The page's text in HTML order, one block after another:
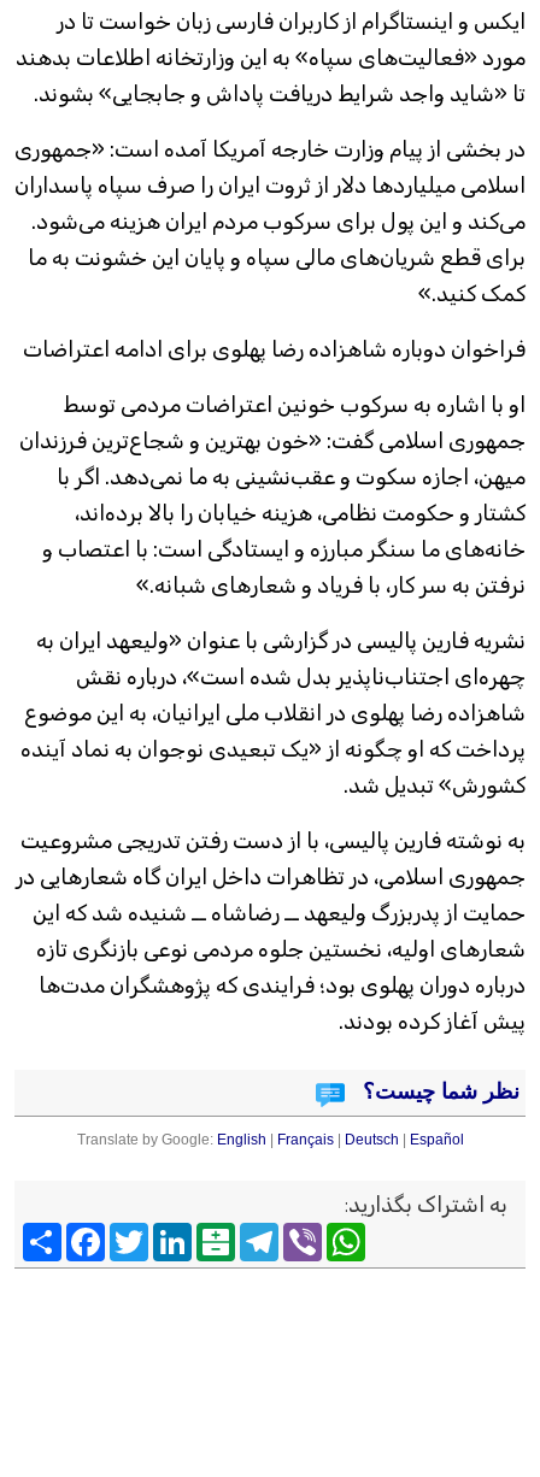
ایکس و اینستاگرام از کاربران فارسی زبان خواست تا در
مورد «فعالیت‌های سپاه» به این وزارتخانه اطلاعات بدهند
تا «شاید واجد شرایط دریافت پاداش و جابجایی» بشوند.
در بخشی از پیام وزارت خارجه آمریکا آمده است: «جمهوری
اسلامی میلیاردها دلار از ثروت ایران را صرف سپاه پاسداران
می‌کند و این پول برای سرکوب مردم ایران هزینه می‌شود.
برای قطع شریان‌های مالی سپاه و پایان این خشونت به ما
کمک کنید.»
‏فراخوان دوباره شاهزاده رضا پهلوی برای ادامه اعتراضات
او با اشاره به سرکوب خونین اعتراضات مردمی توسط
جمهوری اسلامی گفت: «خون بهترین و شجاع‌ترین فرزندان
میهن، اجازه سکوت و عقب‌نشینی به ما نمی‌دهد. اگر با
کشتار و حکومت نظامی، هزینه خیابان را بالا برده‌اند،
خانه‌های ما سنگر مبارزه و ایستادگی است: با اعتصاب و
نرفتن به سر کار، با فریاد و شعارهای شبانه.»
نشریه فارین پالیسی در گزارشی با عنوان «ولیعهد ایران به
چهره‌ای اجتناب‌ناپذیر بدل شده است»، درباره نقش
شاهزاده رضا پهلوی در انقلاب ملی ایرانیان، به این موضوع
پرداخت که او چگونه از «یک تبعیدی نوجوان به نماد آینده‌
کشورش» تبدیل شد.
به نوشته فارین پالیسی، با از دست رفتن تدریجی مشروعیت
جمهوری اسلامی، در تظاهرات داخل ایران گاه شعارهایی در
حمایت از پدربزرگ ولیعهد ــ رضاشاه ــ شنیده شد که این
شعارهای اولیه، نخستین جلوه مردمی نوعی بازنگری تازه
درباره دوران پهلوی بود؛ فرایندی که پژوهشگران مدت‌ها
پیش آغاز کرده بودند.
نظر شما چیست؟
Translate by Google: English | Français| Deutsch | Español
به اشتراک بگذارید:
FacebookTwitter
LinkedInBalatarin
TelegramViber
WhatsApp